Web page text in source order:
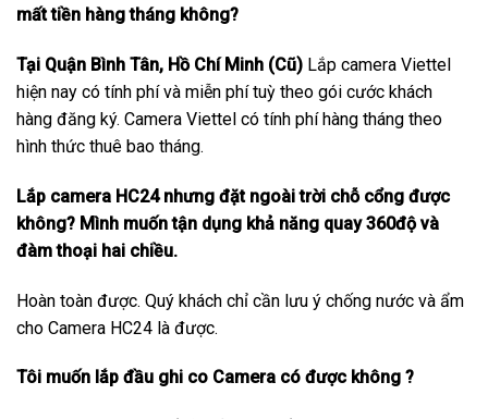
mất tiền hàng tháng không?
Tại Quận Bình Tân, Hồ Chí Minh (Cũ) Lắp camera Viettel
hiện nay có tính phí và miễn phí tuỳ theo gói cước khách
hàng đăng ký. Camera Viettel có tính phí hàng tháng theo
hình thức thuê bao tháng.
Lắp camera HC24 nhưng đặt ngoài trời chỗ cổng được
không? Mình muốn tận dụng khả năng quay 360độ và
đàm thoại hai chiều.
Hoàn toàn được. Quý khách chỉ cần lưu ý chống nước và ẩm
cho Camera HC24 là được.
Tôi muốn lắp đầu ghi co Camera có được không ?